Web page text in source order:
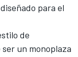
para el
de
un monoplaza